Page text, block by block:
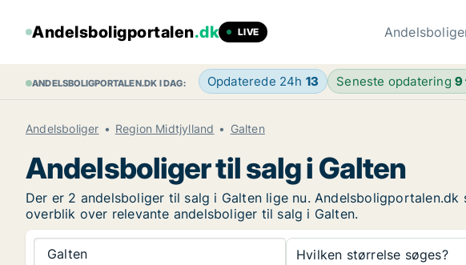
Andelsboligportalen.dk LIVE
ANDELSBOLIGPORTALEN.DK I DAG: Opdaterede 24h 13 Seneste opdatering9
Andelsboliger Region Midtjylland Galten
Andelsboliger til salg i Galten
Der er 2 andelsboliger til salg i Galten lige nu.
overblik over relevante andelsboliger til salg i Galten.
Galten Hvilken størrelse søges?